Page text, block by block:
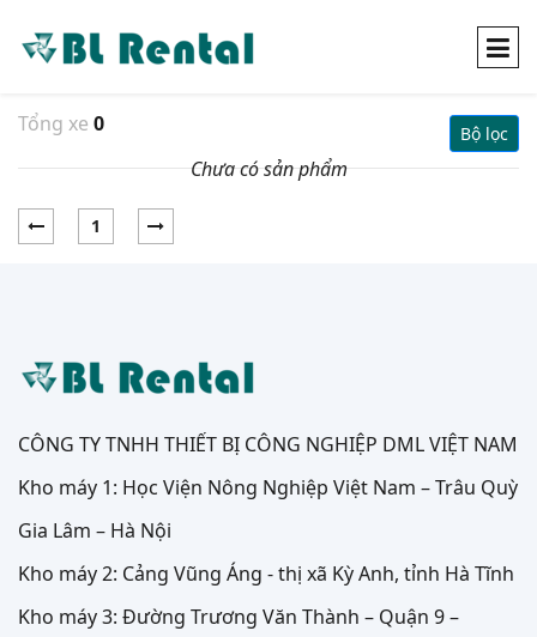
Tổng xe 0 Bộ lọc
Chưa có sản phẩm
1
CÔNG TY TNHH THIẾT BỊ CÔNG NGHIỆP DML VIỆT NAM
Kho máy 1: Học Viện Nông Nghiệp Việt Nam – Trâu Quỳ
Gia Lâm – Hà Nội
Kho máy 2: Cảng Vũng Áng - thị xã Kỳ Anh, tỉnh Hà Tĩnh
Kho máy 3: Đường Trương Văn Thành – Quận 9 –